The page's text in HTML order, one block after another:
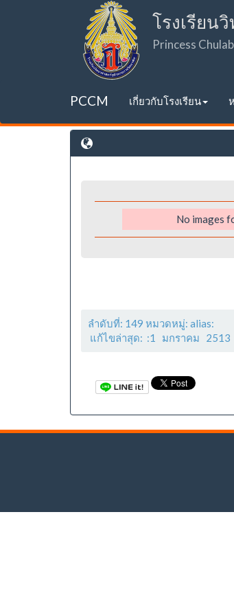
โรงเรียน
Princess
PCCM เกี่ยวกับโรงเรียน
No images
ลำดับที่: 149 หมวดหมู่: alias:
แก้ไขล่าสุด: :1 มกราคม 2513